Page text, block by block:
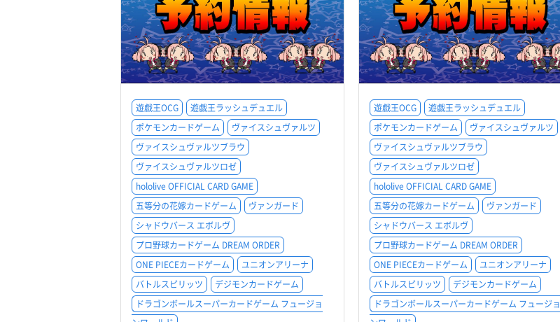
遊戯王OCG
遊戯王ラッシュデュエル
ポケモンカードゲーム
ヴァイスシュヴァルツ
ヴァイスシュヴァルツブラウ
ヴァイスシュヴァルツロゼ
hololive OFFICIAL CARD GAME
五等分の花嫁カードゲーム
ヴァンガード
シャドウバース エボルヴ
プロ野球カードゲーム DREAM ORDER
ONE PIECEカードゲーム
ユニオンアリーナ
バトルスピリッツ
デジモンカードゲーム
ドラゴンボールスーパーカードゲーム フュージョ
遊戯王OCG
遊戯王ラッシュデュエル
ポケモンカードゲーム
ヴァイスシュヴァルツ
ヴァイスシュヴァルツブラウ
ヴァイスシュヴァルツロゼ
hololive OFFICIAL CARD GAME
五等分の花嫁カードゲーム
ヴァンガード
シャドウバース エボルヴ
プロ野球カードゲーム DREAM ORDER
ONE PIECEカードゲーム
ユニオンアリーナ
バトルスピリッツ
デジモンカードゲーム
ドラゴンボールスーパーカードゲーム フュージョ